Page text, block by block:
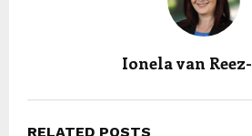
Ionela van
RELATED POSTS